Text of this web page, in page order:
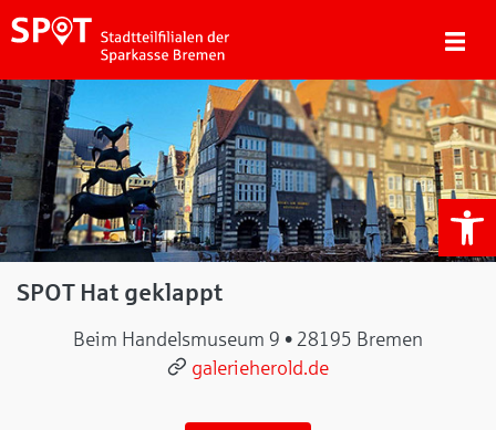
SPOT Hat geklappt
Beim Handelsmuseum 9 • 28195 Bremen
galerieherold.de